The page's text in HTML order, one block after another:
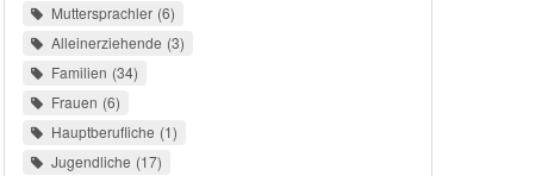
Muttersprachler 6
Alleinerziehende 3
Familien 34
Frauen 6
Hauptberufliche 1
Jugendliche 17